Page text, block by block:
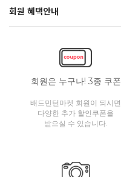
회원 혜택안내
회원은 누구나! 3종 쿠폰
배드민턴마켓 회원이 되시면
다양한 추가 할인쿠폰을
받으실 수 있습니다.